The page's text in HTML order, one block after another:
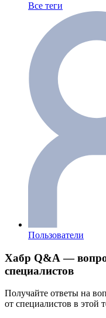
Все теги
Пользователи
Хабр Q&A —
специалистов
Получайте ответы на
от специалистов в этой